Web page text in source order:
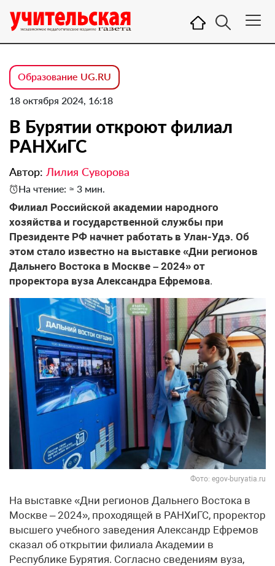
Образование UG.RU
18 октября 2024, 16:18
В Бурятии откроют филиал
РАНХиГС
Автор: Лилия Суворова
На чтение: ≈ 3 мин.
Филиал Российской академии народного
хозяйства и государственной службы при
Президенте РФ начнет работать в Улан-Удэ. Об
этом стало известно на выставке «Дни регионов
Дальнего Востока в Москве – 2024» от
проректора вуза Александра Ефремова.
Фото: egov-buryatia.ru
На выставке «Дни регионов Дальнего Востока в
Москве – 2024», проходящей в РАНХиГС, проректор
высшего учебного заведения Александр Ефремов
сказал об открытии филиала Академии в
Республике Бурятия. Согласно сведениям вуза,